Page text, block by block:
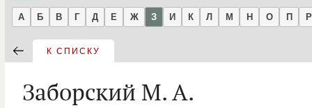
А Б В Г Д Е Ж З И К Л М Н О П Р
К СПИСКУ
Заборский М. А.